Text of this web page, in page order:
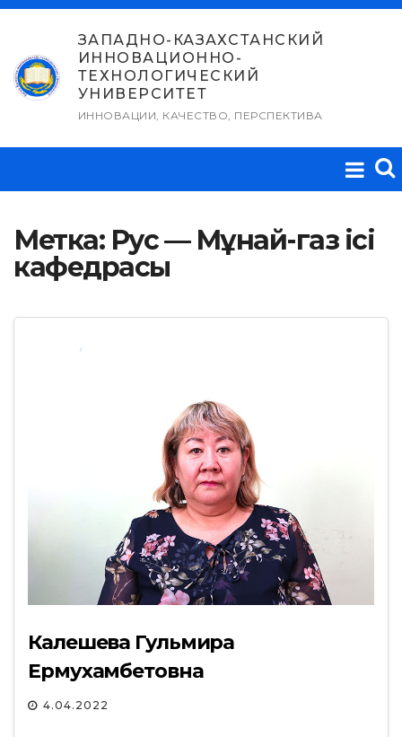
Перейти
содержимому
ЗАПАДНО-КАЗАХСТАНСКИЙ
ИННОВАЦИОННО-
ТЕХНОЛОГИЧЕСКИЙ
УНИВЕРСИТЕТ
ИННОВАЦИИ, КАЧЕСТВО, ПЕРСПЕКТИВА
Метка: Рус — Мұнай-газ ісі
кафедрасы
Калешева Гульмира
Ермухамбетовна
4.04.2022